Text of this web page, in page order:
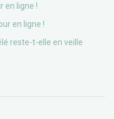
en ligne !
en ligne !
reste-t-elle en veille